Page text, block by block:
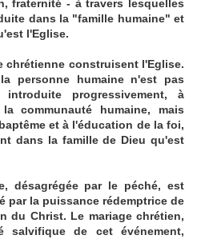
fraternité - à travers lesquelles
dans la "famille humaine" et
l'Eglise.
construisent l'Eglise.
personne humaine n'est pas
progressivement, à
communauté humaine, mais
et à l'éducation de la foi,
dans la famille de Dieu qu'est
par le péché, est
par la puissance rédemptrice de
du Christ. Le mariage chrétien,
salvifique de cet événement,